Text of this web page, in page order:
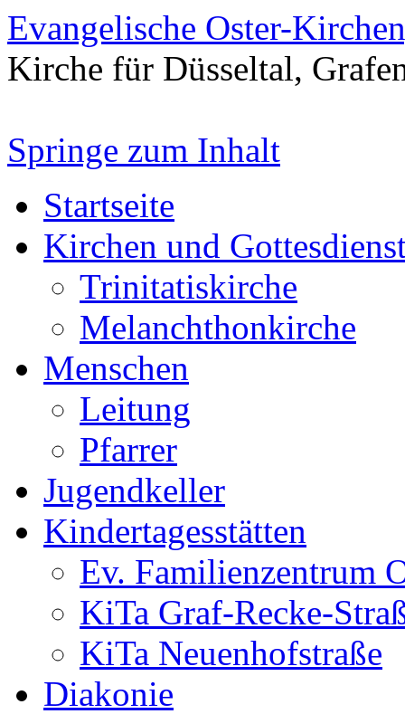
Evangelische Oster-
Kirche für Düsseltal,
Springe zum Inhalt
Startseite
Kirchen und
Trinitatiskirche
Melanchthonkirche
Menschen
Leitung
Pfarrer
Jugendkeller
Kindertagesstätten
Ev. Familienzentrum
KiTa Graf-Recke-
KiTa Neuenhofstraße
Diakonie